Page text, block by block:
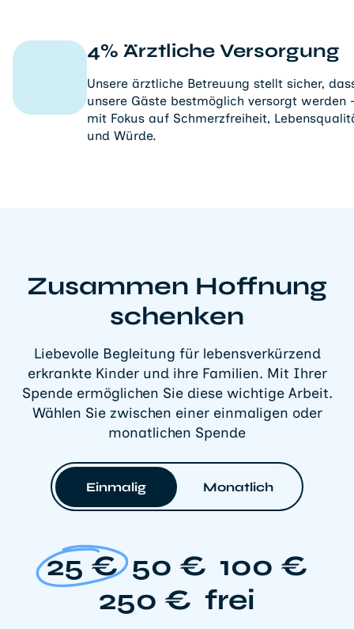
4% Ärztliche Versorgung
Unsere ärztliche Betreuung stellt sicher,
unsere Gäste bestmöglich versorgt werden
mit Fokus auf Schmerzfreiheit,
und Würde.
Zusammen Hoffnung
schenken
Liebevolle Begleitung für lebensverkürzend
erkrankte Kinder und ihre Familien. Mit Ihrer
Spende ermöglichen Sie diese wichtige Arbeit.
Wählen Sie zwischen einer einmaligen oder
monatlichen Spende
Einmalig Monatlich
25 € 50 € 100 €
250 € frei